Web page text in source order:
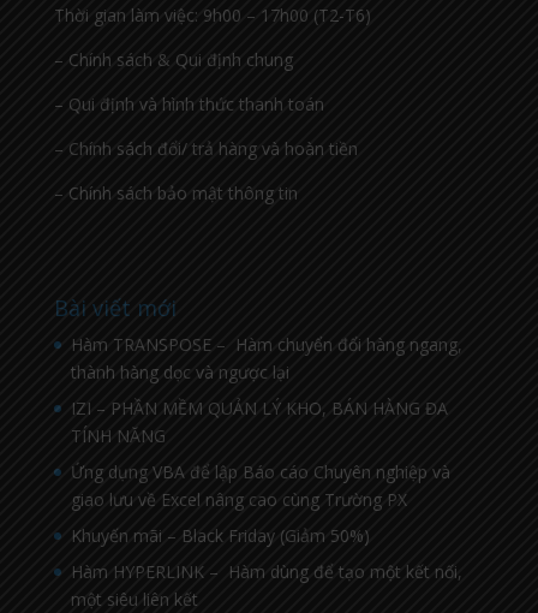
Thời gian làm việc: 9h00 – 17h00 (T2-T6)
– Chính sách & Qui định chung
– Qui định và hình thức thanh toán
– Chính sách đổi/ trả hàng và hoàn tiền
– Chính sách bảo mật thông tin
Bài viết mới
Hàm TRANSPOSE – Hàm chuyển đổi hàng ngang,
thành hàng dọc và ngược lại
IZI – PHẦN MỀM QUẢN LÝ KHO, BÁN HÀNG ĐA
TÍNH NĂNG
Ứng dụng VBA để lập Báo cáo Chuyên nghiệp và
giao lưu về Excel nâng cao cùng Trường PX
Khuyến mãi – Black Friday (Giảm 50%)
Hàm HYPERLINK – Hàm dùng để tạo một kết nối,
một siêu liên kết